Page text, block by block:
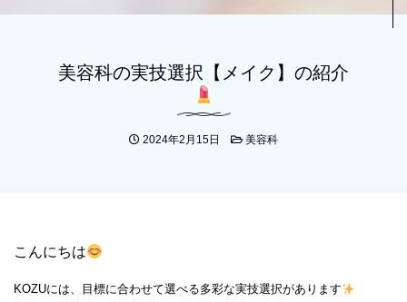
美容科の実技選択【メイク】の紹介
2024年2月15日 美容科
こんにちは
KOZUには、目標に合わせて選べる多彩な実技選択があります